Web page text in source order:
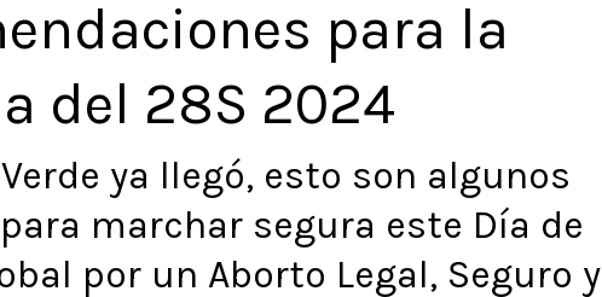
para la
del 28S 2024
ya llegó, esto son algunos
marchar segura este Día de
por un Aborto Legal, Seguro y